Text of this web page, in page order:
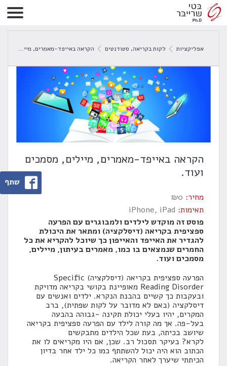
אפליקציות לקות בקריאה, סטודנטים הקראה באייפד-מאמרים, מיילים, מסמכים ועוד.
הקראה באייפד-מאמרים, מיילים, מסמכים
ועוד.
מחיר: ₪0
תאימות: iPhone, iPad
פוסט זה מוקדש לילדים ולמבוגרים עם הפרעה
ספציפית בקריאה (דיסלקציה) ומתאר את היכולת
להגדיר את האייפד והאייפון כך שיוכל להקריא את כל
החמרים שנמצאים בו כמו, מאמרים בעיתון, מיילים,
מסמכים ועוד.
הפרעה ספציפית בקריאה (דיסלקציה) Specific
Reading Disorder מאופיינת בקושי בקריאה מדויקת
ובעקבות כך קשיים בהבנת הנקרא. ילדים ואנשים עם
דיסלקציה (באם לא מדובר על לקות שפתית), ברב
המקרים, יהיו בעלי יכולת תקינה -גבוהה בהבעה
בעל-פה. אך מה קורה לילד עם הפרעה ספציפית בקריאה
שיושב בכיתה, בעת שכל הילדים מתבקשים
לקרא? בעיקר תסכול רב. שכן, אם היו מקריאים לו את
הכתוב הוא היה יכול להשתתף כמו כל ילד אחר בדיון
הכיתתי שיערך לאחר הקריאה.
שתף